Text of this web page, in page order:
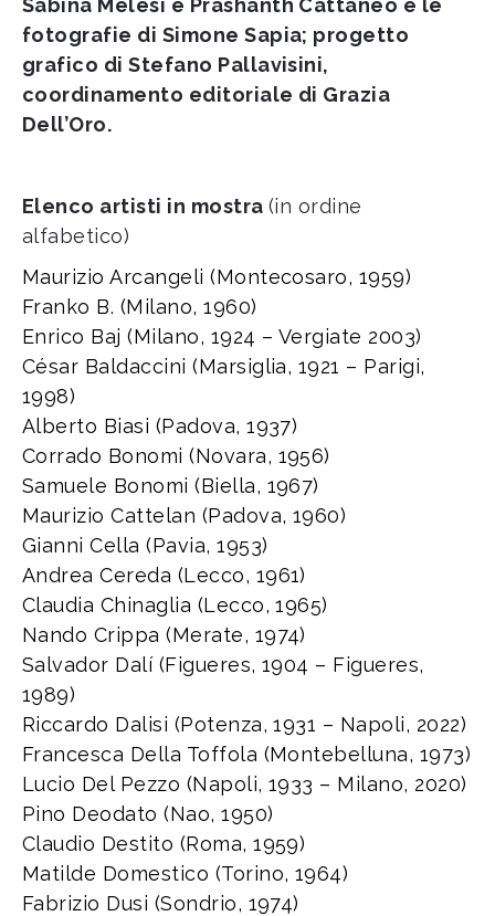
fotografie di Simone Sapia; progetto
grafico di Stefano Pallavisini,
coordinamento editoriale di Grazia
Dell’Oro.
Elenco artisti in mostra (in ordine
alfabetico)
Maurizio Arcangeli (Montecosaro, 1959)
Franko B. (Milano, 1960)
Enrico Baj (Milano, 1924 – Vergiate 2003)
César Baldaccini (Marsiglia, 1921 – Parigi,
1998)
Alberto Biasi (Padova, 1937)
Corrado Bonomi (Novara, 1956)
Samuele Bonomi (Biella, 1967)
Maurizio Cattelan (Padova, 1960)
Gianni Cella (Pavia, 1953)
Andrea Cereda (Lecco, 1961)
Claudia Chinaglia (Lecco, 1965)
Nando Crippa (Merate, 1974)
Salvador Dalí (Figueres, 1904 – Figueres,
1989)
Riccardo Dalisi (Potenza, 1931 – Napoli, 2022)
Francesca Della Toffola (Montebelluna, 1973)
Lucio Del Pezzo (Napoli, 1933 – Milano, 2020)
Pino Deodato (Nao, 1950)
Claudio Destito (Roma, 1959)
Matilde Domestico (Torino, 1964)
Fabrizio Dusi (Sondrio, 1974)